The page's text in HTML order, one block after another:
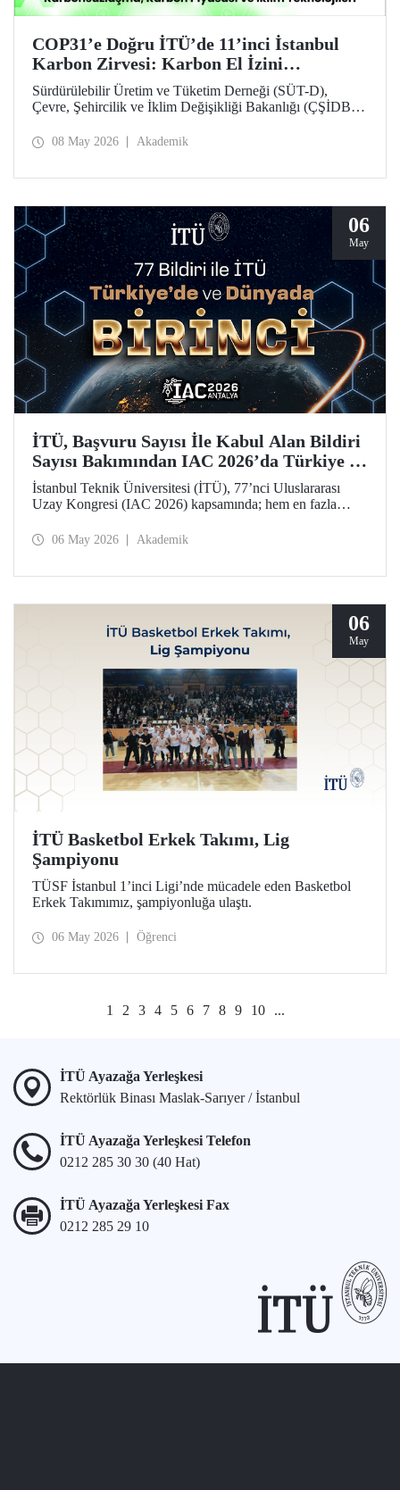
COP31’e Doğru İTÜ’de 11’inci İstanbul
Karbon Zirvesi: Karbon El İzini
Yükseltenler Öne Çıktı
Sürdürülebilir Üretim ve Tüketim Derneği (SÜT-D),
Çevre, Şehircilik ve İklim Değişikliği Bakanlığı (ÇŞİDB)
11’inci İstanbul Karbon Zirvesi “karbon nötr” olarak
08 May 2026 Akademik
06
May
İTÜ, Başvuru Sayısı İle Kabul Alan Bildiri
Sayısı Bakımından IAC 2026’da Türkiye ve
Dünya Birincisi
İstanbul Teknik Üniversitesi (İTÜ), 77’nci Uluslararası
Uzay Kongresi (IAC 2026) kapsamında; hem en fazla
üniversite olarak Türkiye’de ve dünyada birinci sırada yer
06 May 2026 Akademik
06
May
İTÜ Basketbol Erkek Takımı, Lig
Şampiyonu
TÜSF İstanbul 1’inci Ligi’nde mücadele eden Basketbol
Erkek Takımımız, şampiyonluğa ulaştı.
06 May 2026 Öğrenci
1 2 3 4 5 6 7 8 9 10 ...
İTÜ Ayazağa Yerleşkesi
Rektörlük Binası Maslak-Sarıyer / İstanbul
İTÜ Ayazağa Yerleşkesi Telefon
0212 285 30 30 (40 Hat)
İTÜ Ayazağa Yerleşkesi Fax
0212 285 29 10